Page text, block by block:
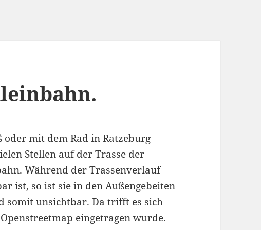
mit dem Rad in Ratzeburg
Stellen auf der Trasse der
Während der Trassenverlauf
ist, so ist sie in den Außengebeiten
somit unsichtbar. Da trifft es sich
eingetragen wurde.